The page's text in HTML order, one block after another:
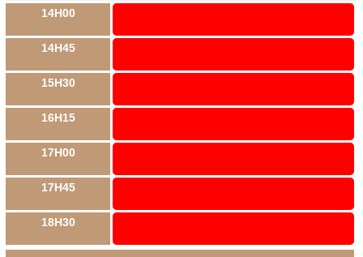
14H00
14H45
15H30
16H15
17H00
17H45
18H30